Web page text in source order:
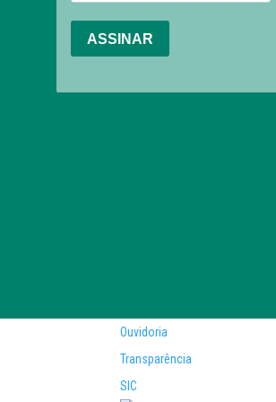
Ouvidoria
Transparência
SIC